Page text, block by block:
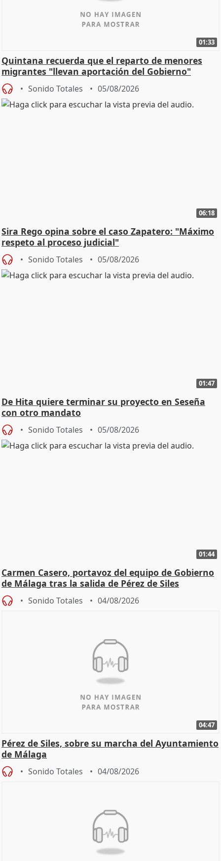
01:33
Quintana recuerda que el reparto de menores
migrantes "llevan aportación del Gobierno"
central
Sonido Totales 05/08/2026
06:18
Sira Rego opina sobre el caso Zapatero: "Máximo
respeto al proceso judicial"
Sonido Totales 05/08/2026
01:47
De Hita quiere terminar su proyecto en Seseña
con otro mandato
Sonido Totales 05/08/2026
01:44
Carmen Casero, portavoz del equipo de Gobierno
de Málaga tras la salida de Pérez de Siles
Sonido Totales 04/08/2026
04:47
Pérez de Siles, sobre su marcha del Ayuntamiento
de Málaga
Sonido Totales 04/08/2026